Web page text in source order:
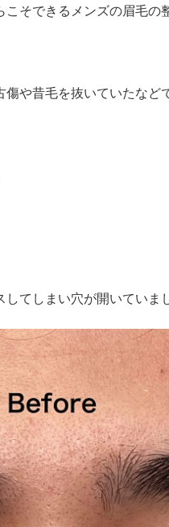
そできるメンズの眉毛の
傷や昔毛を抜いていたなど
てしまい穴が開いていま